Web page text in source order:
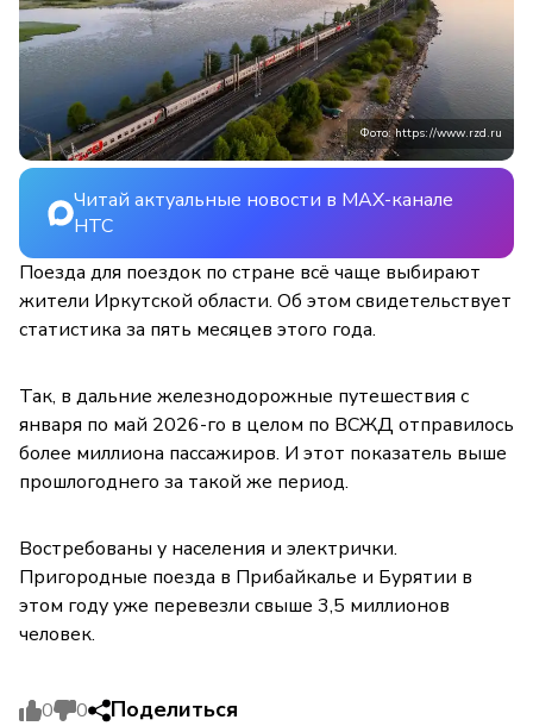
Фото: https://www.rzd.ru
Читай актуальные новости в MAX-канале
НТС
Поезда для поездок по стране всё чаще выбирают
жители Иркутской области. Об этом свидетельствует
статистика за пять месяцев этого года.
Так, в дальние железнодорожные путешествия с
января по май 2026-го в целом по ВСЖД отправилось
более миллиона пассажиров. И этот показатель выше
прошлогоднего за такой же период.
Востребованы у населения и электрички.
Пригородные поезда в Прибайкалье и Бурятии в
этом году уже перевезли свыше 3,5 миллионов
человек.
0 0 Поделиться